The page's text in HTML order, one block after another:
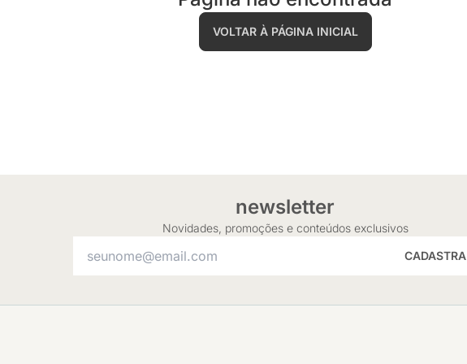
VOLTAR À PÁGINA INICIAL
newsletter
Novidades, promoções e conteúdos exclusivos